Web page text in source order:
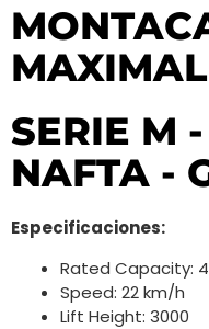
MAXIMAL
SERIE M
NAFTA -
Especificaciones:
Rated Capacity:
Speed: 22 km/h
Lift Height: 3000